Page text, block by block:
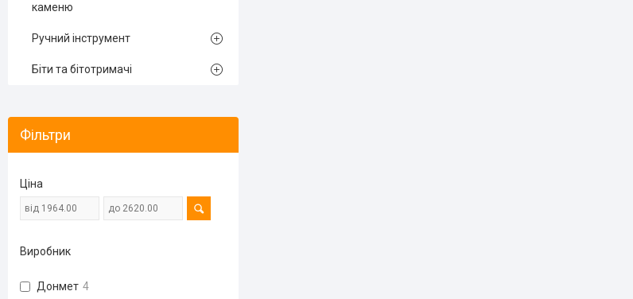
каменю
Ручний інструмент
Біти та бітотримачі
Фільтри
Ціна
Виробник
Донмет 4